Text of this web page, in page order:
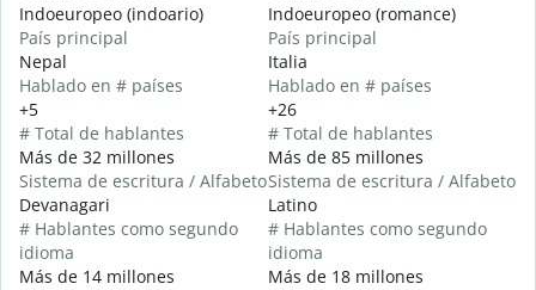
Indoeuropeo (indoario)
País principal
Nepal
Hablado en # países
+5
# Total de hablantes
Más de 32 millones
Sistema de escritura / Alfabeto
Devanagari
# Hablantes como segundo
idioma
Más de 14 millones
Indoeuropeo (romance)
País principal
Italia
Hablado en # países
+26
# Total de hablantes
Más de 85 millones
Sistema de escritura / Alfabeto
Latino
# Hablantes como segundo
idioma
Más de 18 millones